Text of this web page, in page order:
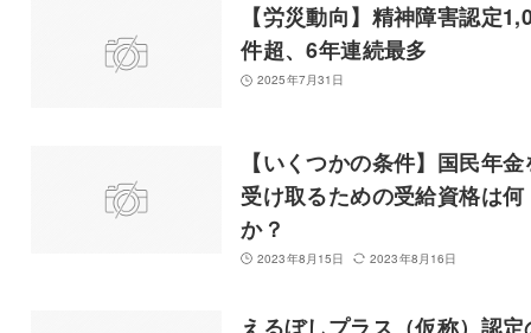
【労災動向】精神障害認定
件超、6年連続最多
2025年7月31日
【いくつかの条件】国民年金
受け取るための受給資格は何
か？
2023年8月15日 2023年8月16日
えるぼしプラス（仮称）認定